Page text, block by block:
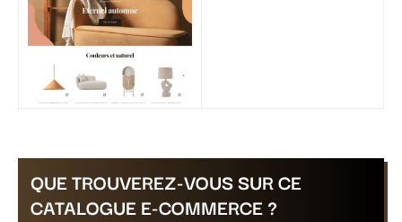
QUE TROUVEREZ-VOUS SUR CE
CATALOGUE E-COMMERCE ?